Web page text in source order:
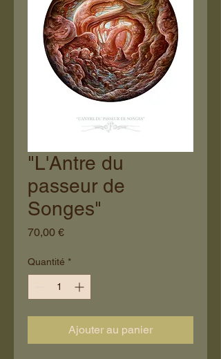
"L'Antre du
passeur de
Songes"
70,00 €Prix
Quantité *
Ajouter au panier